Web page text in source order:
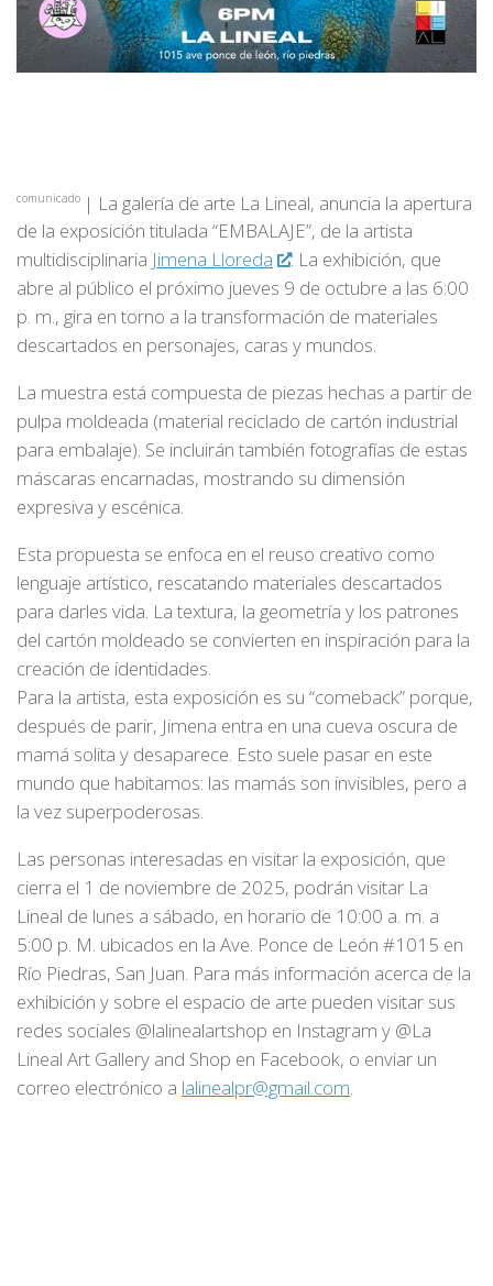
comunicado | La galería de arte La Lineal, anuncia la apertura
de la exposición titulada “EMBALAJE”, de la artista
multidisciplinaria Jimena Lloreda
. La exhibición, que
abre al público el próximo jueves 9 de octubre a las 6:00
p. m., gira en torno a la transformación de materiales
descartados en personajes, caras y mundos.
La muestra está compuesta de piezas hechas a partir de
pulpa moldeada (material reciclado de cartón industrial
para embalaje). Se incluirán también fotografías de estas
máscaras encarnadas, mostrando su dimensión
expresiva y escénica.
Esta propuesta se enfoca en el reuso creativo como
lenguaje artístico, rescatando materiales descartados
para darles vida. La textura, la geometría y los patrones
del cartón moldeado se convierten en inspiración para la
creación de identidades.
Para la artista, esta exposición es su “comeback” porque,
después de parir, Jimena entra en una cueva oscura de
mamá solita y desaparece. Esto suele pasar en este
mundo que habitamos: las mamás son invisibles, pero a
la vez superpoderosas.
Las personas interesadas en visitar la exposición, que
cierra el 1 de noviembre de 2025, podrán visitar La
Lineal de lunes a sábado, en horario de 10:00 a. m. a
5:00 p. M. ubicados en la Ave. Ponce de León #1015 en
Río Piedras, San Juan. Para más información acerca de la
exhibición y sobre el espacio de arte pueden visitar sus
redes sociales @lalinealartshop en Instagram y @La
Lineal Art Gallery and Shop en Facebook, o enviar un
correo electrónico a lalinealpr@gmail.com